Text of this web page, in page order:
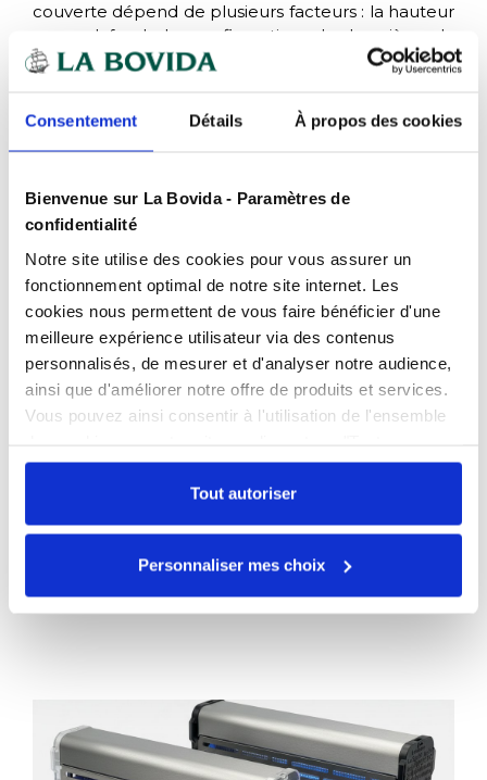
Consentement Détails À propos des cookies
Bienvenue sur La Bovida - Paramètres de
confidentialité
Notre site utilise des cookies pour vous assurer un
fonctionnement optimal de notre site internet. Les
cookies nous permettent de vous faire bénéficier d'une
meilleure expérience utilisateur via des contenus
personnalisés, de mesurer et d'analyser notre audience,
ainsi que d'améliorer notre offre de produits et services.
Vous pouvez ainsi consentir à l'utilisation de l'ensemble
autoriser". Cependant, si vous ne souhaitez autoriser que
certains types de cookies, veuillez cliquer sur
"Personnaliser mes choix".
Tout autoriser
Personnaliser mes choix
couverte dépend de plusieurs facteurs : la hauteur
sous plafond, la configuration de la pièce, la
présence d'obstacles, l'intensité lumineuse
Pour vous aider dans le choix de la puissance, voici
puissance (environ 20 w)
Cuisines professionnelles :
Laboratoires / grandes salles / entrepôts: forte
puissance ou plusieurs appareils (environ 80 w)
Bon à savoir !
Un appareil sous-dimensionné sera
inefficace, même installé correctement.
Dans les cuisines professionnelles, il est
souvent préférable d'installer plusieurs
appareil trop puissant sera inutilement
coûteux et mal adapté à l'espace.